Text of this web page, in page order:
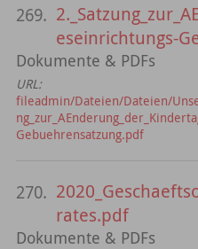
269.
eseinrichtungs-
Dokumente & PDFs
URL:
fileadmin/Dateien/Dateien/
Gebuehrensatzung.pdf
270.
rates.pdf
Dokumente & PDFs